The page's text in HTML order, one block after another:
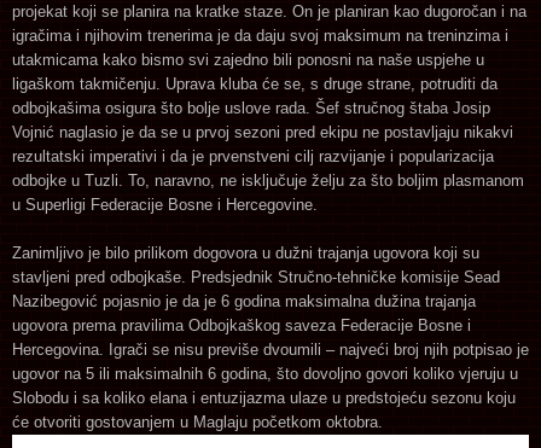
projekat koji se planira na kratke staze. On je planiran kao dugoročan i na
igračima i njihovim trenerima je da daju svoj maksimum na treninzima i
utakmicama kako bismo svi zajedno bili ponosni na naše uspjehe u
ligaškom takmičenju. Uprava kluba će se, s druge strane, potruditi da
odbojkašima osigura što bolje uslove rada. Šef stručnog štaba Josip
Vojnić naglasio je da se u prvoj sezoni pred ekipu ne postavljaju nikakvi
rezultatski imperativi i da je prvenstveni cilj razvijanje i popularizacija
odbojke u Tuzli. To, naravno, ne isključuje želju za što boljim plasmanom
u Superligi Federacije Bosne i Hercegovine.
Zanimljivo je bilo prilikom dogovora u dužni trajanja ugovora koji su
stavljeni pred odbojkaše. Predsjednik Stručno-tehničke komisije Sead
Nazibegović pojasnio je da je 6 godina maksimalna dužina trajanja
ugovora prema pravilima Odbojkaškog saveza Federacije Bosne i
Hercegovina. Igrači se nisu previše dvoumili – najveći broj njih potpisao je
ugovor na 5 ili maksimalnih 6 godina, što dovoljno govori koliko vjeruju u
Slobodu i sa koliko elana i entuzijazma ulaze u predstojeću sezonu koju
će otvoriti gostovanjem u Maglaju početkom oktobra.